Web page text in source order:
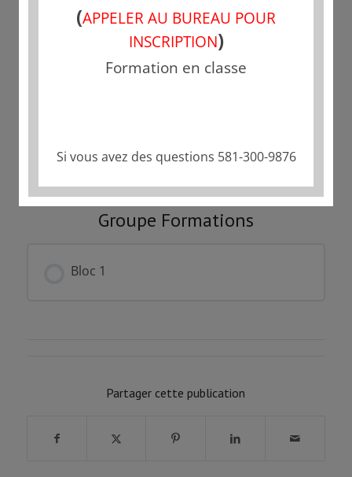
Fermé
Groupe Formations
Bloc 1
Partager cette publication
(APPELER AU BUREAU POUR
INSCRIPTION)
Formation en classe
Si vous avez des questions 581-300-9876